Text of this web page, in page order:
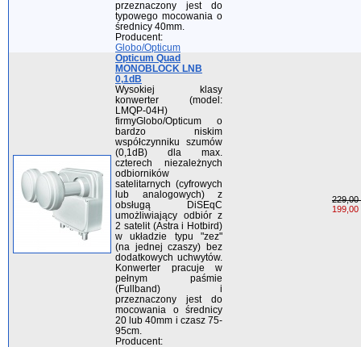
przeznaczony jest do
typowego mocowania o
średnicy 40mm.
Producent:
Globo/Opticum
Opticum Quad
MONOBLOCK LNB
0,1dB
Wysokiej klasy
konwerter (model:
LMQP-04H)
firmyGlobo/Opticum o
bardzo niskim
współczynniku szumów
(0,1dB) dla max.
czterech niezależnych
odbiorników
satelitarnych (cyfrowych
lub analogowych) z
obsługą DiSEqC
umożliwiający odbiór z
2 satelit (Astra i Hotbird)
w układzie typu "zez"
(na jednej czaszy) bez
dodatkowych uchwytów.
Konwerter pracuje w
pełnym paśmie
(Fullband) i
przeznaczony jest do
mocowania o średnicy
20 lub 40mm i czasz 75-
95cm.
Producent:
229,00
199,00